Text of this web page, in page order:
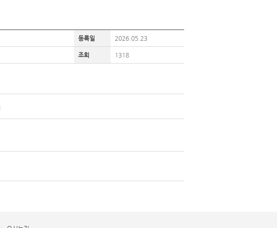
등록일 2026.05.23
조회 1318